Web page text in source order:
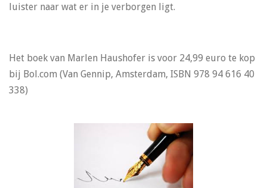
luister naar wat er in je verborgen ligt.
Het boek van Marlen Haushofer is voor 24,99 euro te kop
bij Bol.com (Van Gennip, Amsterdam, ISBN 978 94 616 40
338)